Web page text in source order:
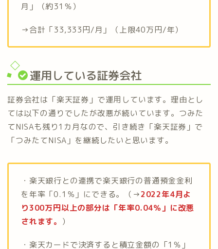
月」（約31％）
→合計「33,333円/月」（上限40万円/年）
運用している証券会社
証券会社は「楽天証券」で運用しています。理由とし
ては以下の通りでしたが改悪が続いています。つみた
てNISAも残り1カ月なので、引き続き「楽天証券」で
「つみたてNISA」を継続したいと思います。
・楽天銀行との連携で楽天銀行の普通預金金利
を年率「0.1％」にできる。（→2022年4月よ
り300万円以上の部分は「年率0.04％」に改悪
されます。 ）
・楽天カードで決済すると積立金額の「1％」